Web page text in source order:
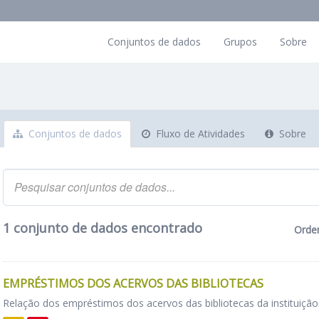
Conjuntos de dados Grupos Sobre
Conjuntos de dados Fluxo de Atividades Sobre
1 conjunto de dados encontrado
EMPRÉSTIMOS DOS ACERVOS DAS BIBLIOTECAS
Relação dos empréstimos dos acervos das bibliotecas da instituição.